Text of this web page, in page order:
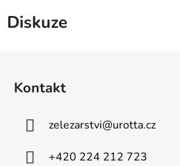
Diskuze
Kontakt
zelezarstvi@urotta.cz
+420 224 212 723